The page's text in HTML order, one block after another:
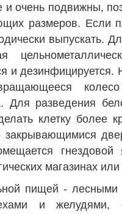
и очень подвижны,
размеров. Если
выпускать.
и
Для разведения
клетку более
закрывающимися
гнездовой
магазинах
пищей -
и желудями,